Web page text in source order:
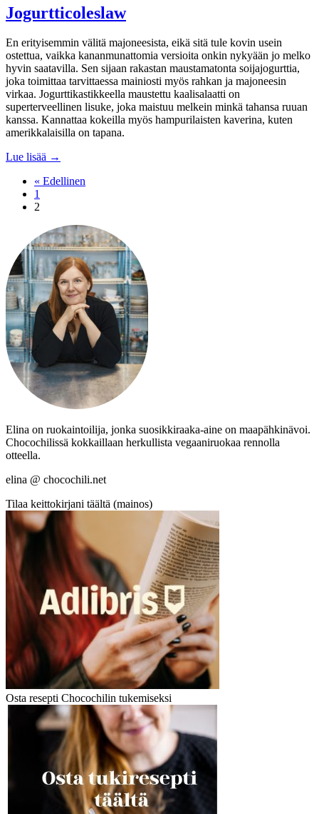
Jogurtticoleslaw
En erityisemmin välitä majoneesista, eikä sitä tule kovin usein
ostettua, vaikka kananmunattomia versioita onkin nykyään jo melko
hyvin saatavilla. Sen sijaan rakastan maustamatonta soijajogurttia,
joka toimittaa tarvittaessa mainiosti myös rahkan ja majoneesin
virkaa. Jogurttikastikkeella maustettu kaalisalaatti on
superterveellinen lisuke, joka maistuu melkein minkä tahansa ruuan
kanssa. Kannattaa kokeilla myös hampurilaisten kaverina, kuten
amerikkalaisilla on tapana.
Lue lisää →
« Edellinen
1
2
Elina on ruokaintoilija, jonka suosikkiraaka-aine on maapähkinävoi.
Chocochilissä kokkaillaan herkullista vegaaniruokaa rennolla
otteella.
elina @ chocochili.net
Tilaa keittokirjani täältä (mainos)
Osta resepti Chocochilin tukemiseksi